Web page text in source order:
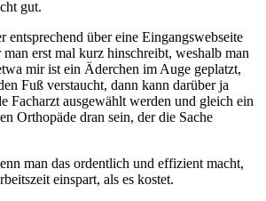
gut.
entsprechend über eine Eingangs­webseite
man erst mal kurz hinschreibt, weshalb man
mir ist ein Äderchen im Auge geplatzt,
Fuß verstaucht, dann kann darüber ja
Facharzt ausgewählt werden und gleich ein
Orthopäde dran sein, der die Sache
man das ordentlich und effizient macht,
einspart, als es kostet.